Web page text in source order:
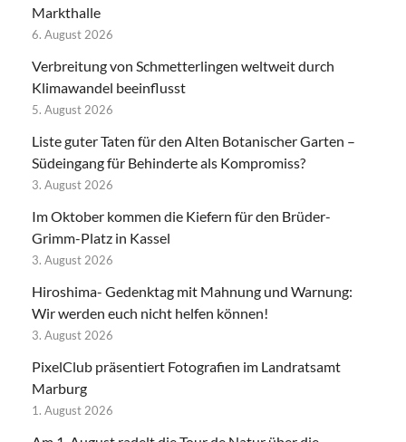
Markthalle
6. August 2026
Verbreitung von Schmetterlingen weltweit durch
Klimawandel beeinflusst
5. August 2026
Liste guter Taten für den Alten Botanischer Garten –
Südeingang für Behinderte als Kompromiss?
3. August 2026
Im Oktober kommen die Kiefern für den Brüder-
Grimm-Platz in Kassel
3. August 2026
Hiroshima- Gedenktag mit Mahnung und Warnung:
Wir werden euch nicht helfen können!
3. August 2026
PixelClub präsentiert Fotografien im Landratsamt
Marburg
1. August 2026